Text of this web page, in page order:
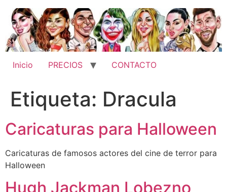
contenido
Inicio PRECIOS CONTACTO
Etiqueta: Dracula
Caricaturas para Halloween
Caricaturas de famosos actores del cine de terror para
Halloween
Hugh Jackman Lobezno